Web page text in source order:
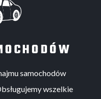
samochodów
wszelkie